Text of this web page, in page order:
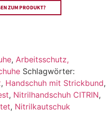
ZUM PRODUKT?
, Arbeitsschutz,
Schlagwörter:
, Handschuh mit Strickbund,
, Nitrilhandschuh CITRIN,
, Nitrilkautschuk